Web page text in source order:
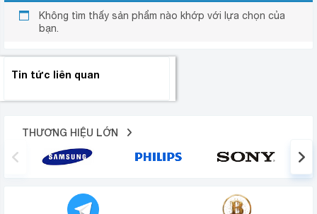
Không tìm thấy sản phẩm nào khớp với lựa chọn của
bạn.
Tin tức liên quan
THƯƠNG HIỆU LỚN